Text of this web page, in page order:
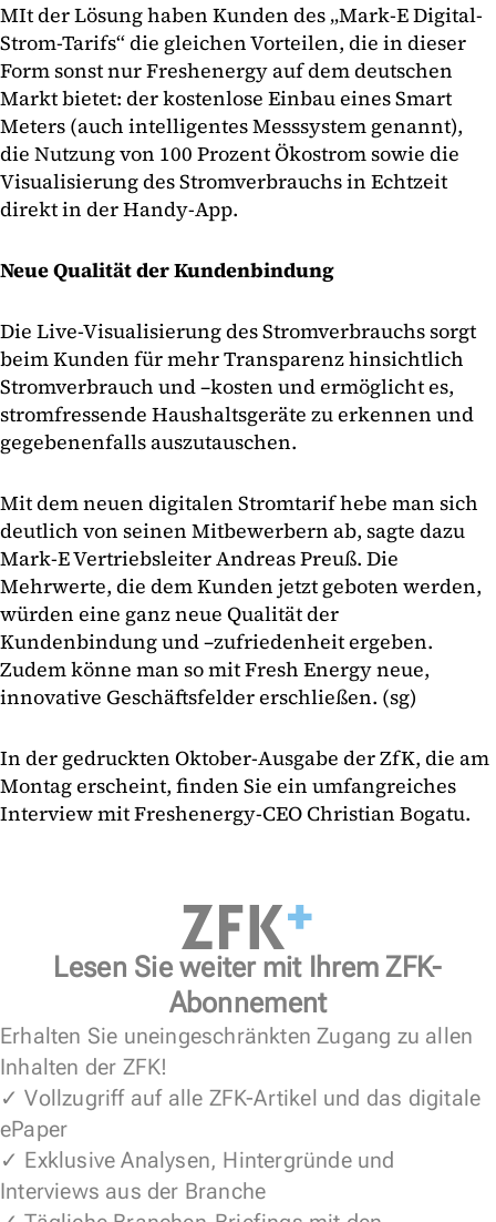
MIt der Lösung haben Kunden des „Mark-E Digital-
Strom-Tarifs“ die gleichen Vorteilen, die in dieser
Form sonst nur Freshenergy auf dem deutschen
Markt bietet: der kostenlose Einbau eines Smart
Meters (auch intelligentes Messsystem genannt),
die Nutzung von 100 Prozent Ökostrom sowie die
Visualisierung des Stromverbrauchs in Echtzeit
direkt in der Handy-App.
Neue Qualität der Kundenbindung
Die Live-Visualisierung des Stromverbrauchs sorgt
beim Kunden für mehr Transparenz hinsichtlich
Stromverbrauch und –kosten und ermöglicht es,
stromfressende Haushaltsgeräte zu erkennen und
gegebenenfalls auszutauschen.
Mit dem neuen digitalen Stromtarif hebe man sich
deutlich von seinen Mitbewerbern ab, sagte dazu
Mark-E Vertriebsleiter Andreas Preuß. Die
Mehrwerte, die dem Kunden jetzt geboten werden,
würden eine ganz neue Qualität der
Kundenbindung und –zufriedenheit ergeben.
Zudem könne man so mit Fresh Energy neue,
innovative Geschäftsfelder erschließen. (sg)
In der gedruckten Oktober-Ausgabe der ZfK, die am
Montag erscheint, finden Sie ein umfangreiches
Interview mit Freshenergy-CEO Christian Bogatu.
Lesen Sie weiter mit Ihrem ZFK-
Abonnement
Erhalten Sie uneingeschränkten Zugang zu allen
Inhalten der ZFK!
✓ Vollzugriff auf alle ZFK-Artikel und das digitale
ePaper
✓ Exklusive Analysen, Hintergründe und
Interviews aus der Branche